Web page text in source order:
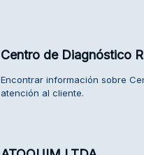
Centro de Diagnóstico
Encontrar información sobre
atención al cliente.